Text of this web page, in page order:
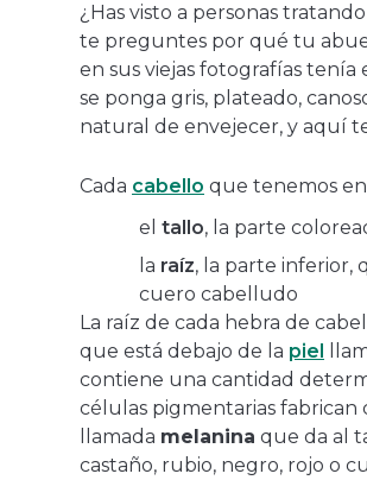
¿Has visto a personas
te preguntes por qué tu
en sus viejas fotografías
se ponga gris, plateado,
natural de envejecer, y aquí
Cada cabello que tenemos
el tallo, la parte
la raíz, la parte inferior,
cuero cabelludo
La raíz de cada hebra de
que está debajo de la piel
contiene una cantidad
células pigmentarias
llamada melanina que da al
castaño, rubio, negro, rojo o